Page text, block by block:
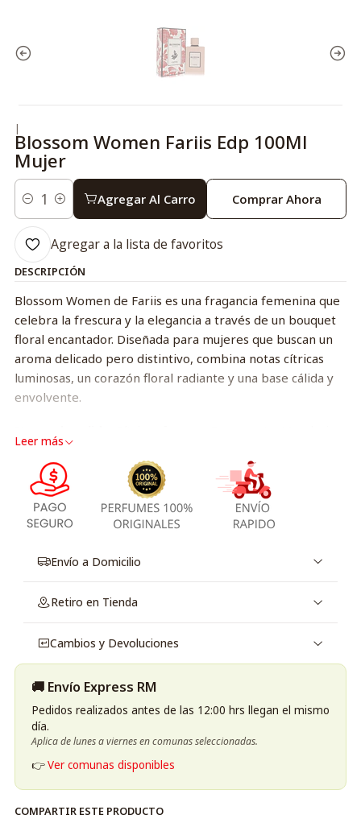
|
Blossom Women Fariis Edp 100Ml
Mujer
Cantidad
Agregar Al Carro Comprar Ahora
Agregar a la lista de favoritos
DESCRIPCIÓN
Blossom Women de Fariis es una fragancia femenina que
celebra la frescura y la elegancia a través de un bouquet
floral encantador. Diseñada para mujeres que buscan un
aroma delicado pero distintivo, combina notas cítricas
luminosas, un corazón floral radiante y una base cálida y
envolvente.
Notas de corazón:
Notas de fondo:
Almizcle, Vainilla, Maderas suaves
Leer más
Envío a Domicilio
Retiro en Tienda
Cambios y Devoluciones
🚚 Envío Express RM
Pedidos realizados antes de las 12:00 hrs llegan el mismo
día.
Aplica de lunes a viernes en comunas seleccionadas.
👉Ver comunas disponibles
COMPARTIR ESTE PRODUCTO